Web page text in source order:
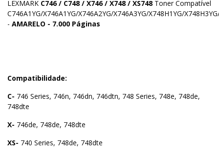
LEXMARK C746 / C748 / X746 / X748 / XS748 Toner Compatível
C746A1YG/X746A1YG/X746A2YG/X746A3YG/X748H1YG/
- AMARELO - 7.000 Páginas
Compatibilidade:
C- 746 Series, 746n, 746dn, 746dtn, 748 Series, 748e, 748de,
748dte
X- 746de, 748de, 748dte
XS- 740 Series, 748de, 748dte